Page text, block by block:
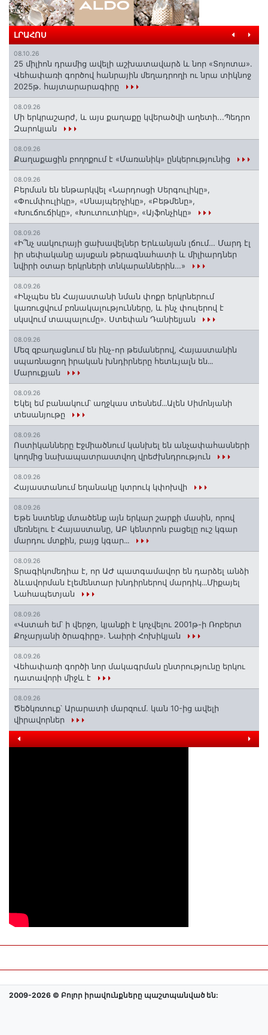
ԼՐԱՀՈՍ
08.10.26
25 միլիոն դրամից ավելի աշխատավարձ և նոր «Տոյոտա»․
Վեհափառի գործով հանրային մեղադրողի ու նրա տիկնոջ
2025թ. հայտարարագիրը
08.09.26
Մի երկրաշարժ, և այս քաղաքը կվերածվի աղետի...Պեդրո
Զարոկյան
08.09.26
Քաղաքացին բողոքում է «Մառանիկ» ընկերությունից
08.09.26
Բերման են ենթարկվել «Նարդոսցի Սերգուլիկը»,
«Փումփուլիկը», «Սնայպերչիկը», «Բեթմենը»,
«Խուճուճիկը», «Խուտուտիկը», «Այֆոնչիկը»
08.09.26
«Ի՞նչ սակուրայի ցախավելներ Երևանյան լճում… Մարդ էլ
իր սեփականը այսքան թերագնահատի և միլիարդներ
նվիրի օտար երկրների տնկարաններին…»
08.09.26
«Ինչպես են Հայաստանի նման փոքր երկրներում
կառուցվում բռնակալությունները, և ինչ փուլերով է
սկսվում տապալումը». Ստեփան Դանիելյան
08.09.26
Մեզ զբաղացնում են ինչ-որ թեմաներով, Հայաստանին
սպառնացող իրական խնդիրները հետևյալն են․․․
Մարուքյան
08.09.26
Եկել եմ բանակում՝ աղջկաս տեսնեմ․․․Ալեն Սիմոնյանի
տեսանյութը
08.09.26
Ոստիկանները Էջմիածնում կանխել են անչափահասների
կողմից նախապատրաստվող վրեժխնդրություն
08.09.26
Հայաստանում եղանակը կտրուկ կփոխվի
08.09.26
Եթե նստենք մտածենք այն երկար շարքի մասին, որով
մեռնելու է Հայաստանը, ԱԲ կենտրոն բացելը ուշ կգար
մարդու մտքին, բայց կգար․․․
08.09.26
Տրագիկոմեդիա է, որ ԱԺ պատգամավոր են դարձել անձի
ձևավորման էլեմենտար խնդիրներով մարդիկ․․․Միքայել
Նահապետյան
08.09.26
«Վստահ եմ՝ ի վերջո, կյանքի է կոչվելու 2001թ-ի Ռոբերտ
Քոչարյանի ծրագիրը». Նաիրի Հոխիկյան
08.09.26
Վեհափառի գործի նոր մակագրման ընտրությունը երկու
դատավորի միջև է
08.09.26
Ծեծկռտուք՝ Արարատի մարզում. կան 10-ից ավելի
վիրավորներ
2009-2026 © Բոլոր իրավունքները պաշտպանված են: